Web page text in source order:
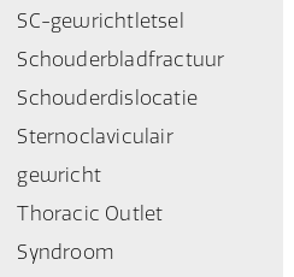
SC-gewrichtletsel
Schouderbladfractuur
Schouderdislocatie
Sternoclaviculair
gewricht
Thoracic Outlet
Syndroom